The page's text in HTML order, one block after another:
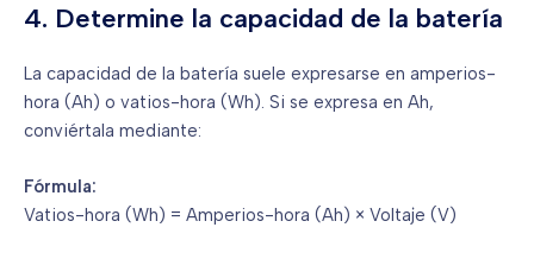
4. Determine la capacidad de la batería
La capacidad de la batería suele expresarse en amperios-
hora (Ah) o vatios-hora (Wh). Si se expresa en Ah,
conviértala mediante:
Fórmula:
Vatios-hora (Wh) = Amperios-hora (Ah) × Voltaje (V)